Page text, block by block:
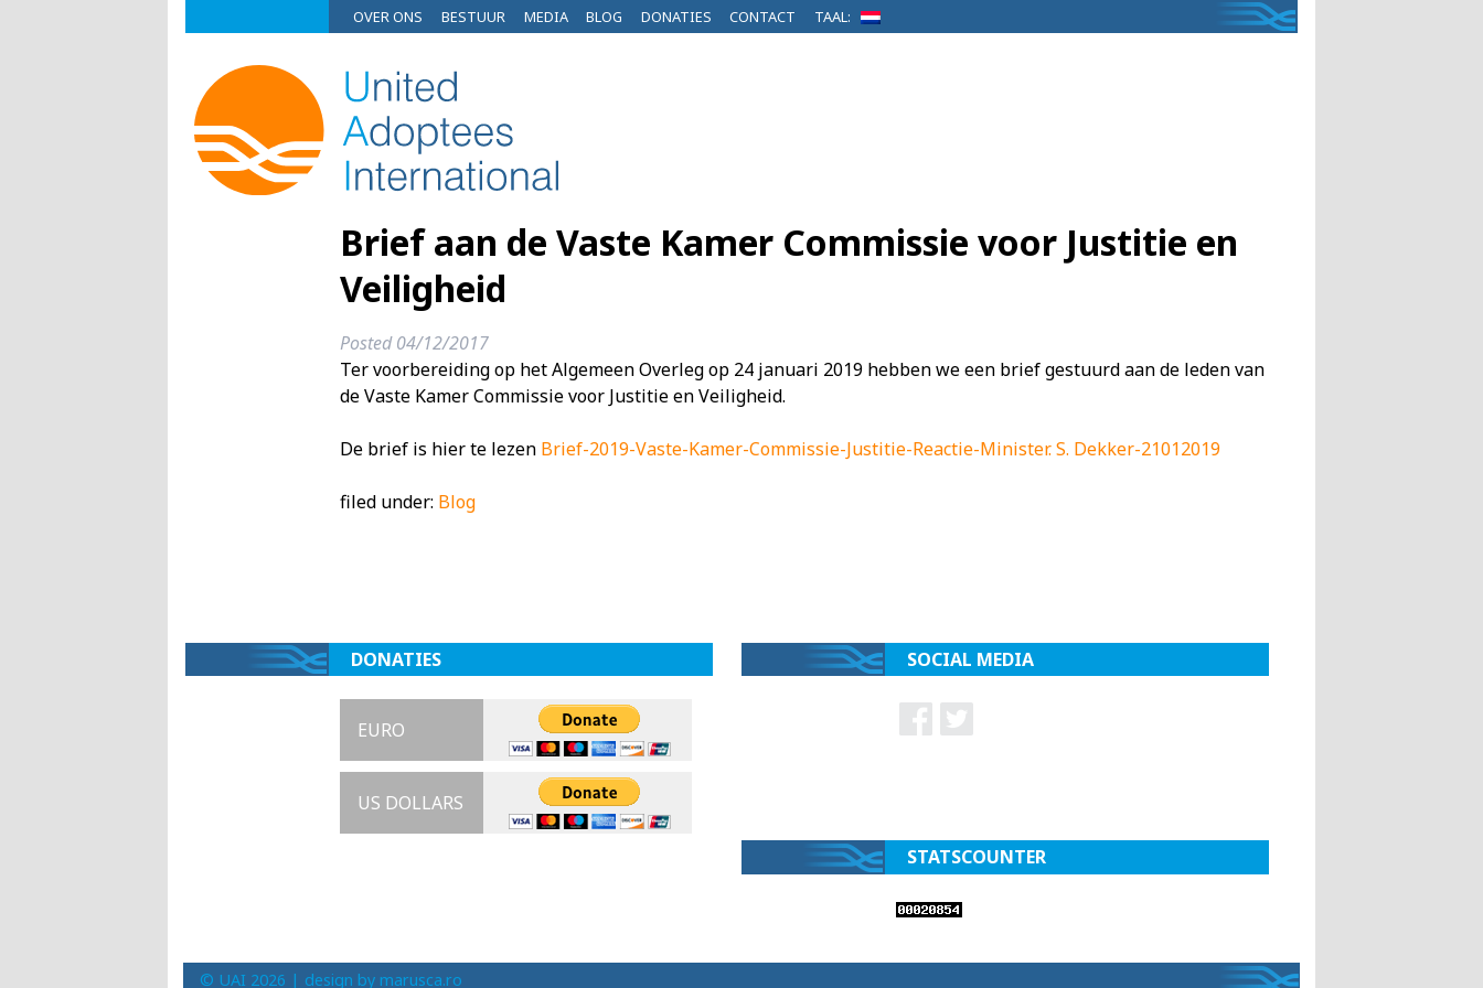
OVER ONS BESTUUR MEDIA BLOG DONATIES CONTACT TAAL:
Brief aan de Vaste Kamer Commissie voor Justitie en
Veiligheid
Posted04/12/2017
Ter voorbereiding op het Algemeen Overleg op 24 januari 2019 hebben we een brief gestuurd aan de leden van
de Vaste Kamer Commissie voor Justitie en Veiligheid.
De brief is hier te lezen Brief-2019-Vaste-Kamer-Commissie-Justitie-Reactie-Minister. S. Dekker-21012019
filed under: Blog
DONATIES
EURO
US DOLLARS
SOCIAL MEDIA
STATSCOUNTER
© UAI 2026 | design by marusca.ro